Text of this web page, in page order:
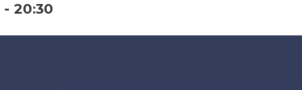
- 20:30